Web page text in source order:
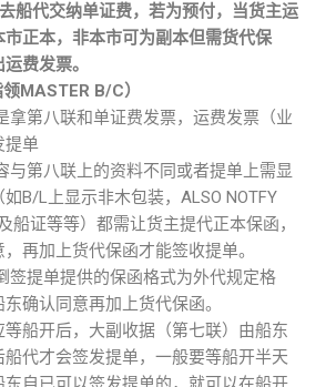
船代交纳单证费，若为预付，当货主运
市正本，非本市可为副本但需货代保
费发票。
MASTER B/C）
八联和单证费发票，运费发票（业
提单
八联上的资料不同或者提单上需显
B/L上显示非木包装，ALSO NOTFY
船证等等）都需让货主提代正本保函，
再加上货代保函才能签收提单。
单提供的保函格式为外代规定格
确认同意再加上货代保函。
船开后，大副收据（第七联）由船东
代才会签发提单，一般要等船开半天